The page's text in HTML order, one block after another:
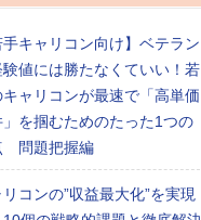
手キャリコン向け】ベテラン
験値には勝たなくていい！若
ャリコンが最速で「高単価
」を掴むためのたった1つの
問題把握編
コンの”収益最大化”を実現